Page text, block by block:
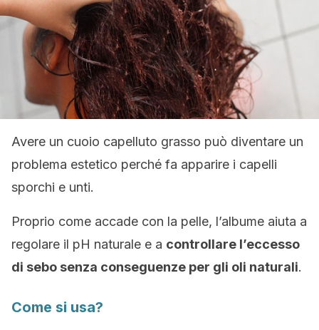
Avere un cuoio capelluto grasso può diventare un
problema estetico perché fa apparire i capelli
sporchi e unti.
Proprio come accade con la pelle, l’albume aiuta a
regolare il pH naturale e a controllare l’eccesso
di sebo senza conseguenze per gli oli naturali.
Come si usa?